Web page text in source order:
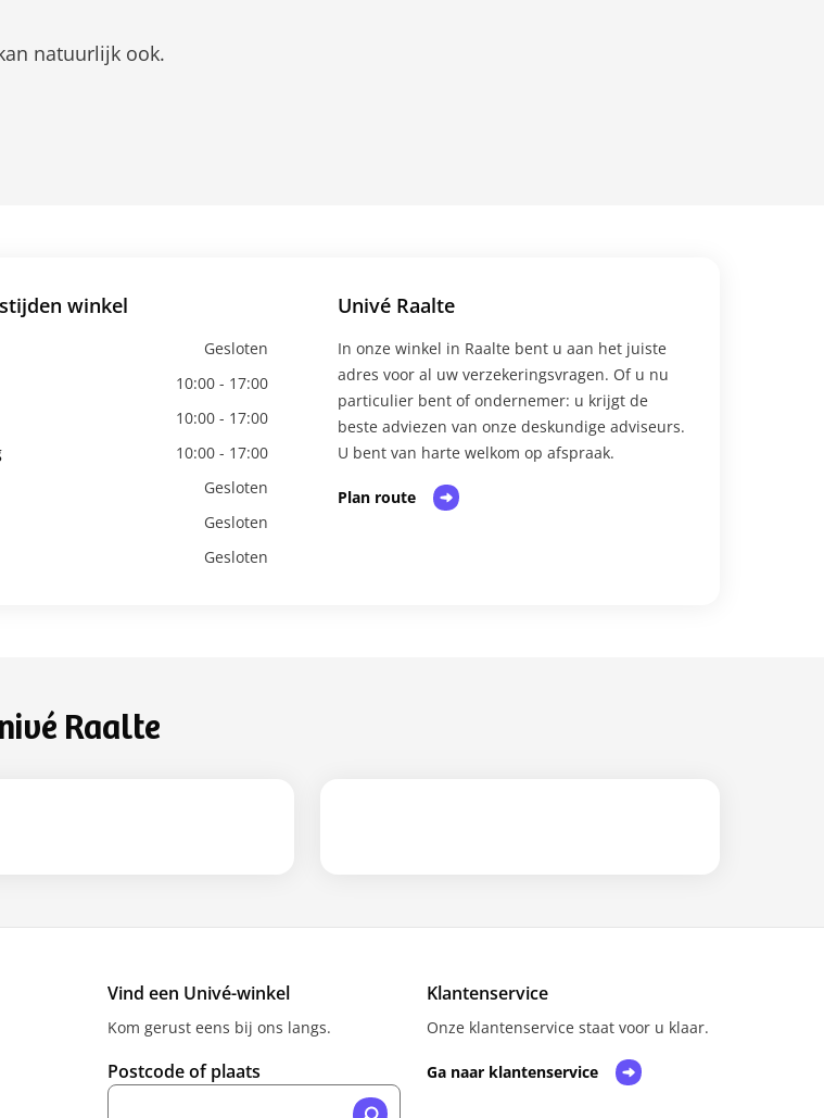
natuurlijk ook.
winkel
Gesloten
10:00 - 17:00
10:00 - 17:00
10:00 - 17:00
Gesloten
Gesloten
Gesloten
Univé Raalte
In onze winkel in Raalte bent u aan het juiste
adres voor al uw verzekeringsvragen. Of u nu
particulier bent of ondernemer: u krijgt de
beste adviezen van onze deskundige adviseurs.
U bent van harte welkom op afspraak.​
Plan route
Raalte
Vind een Univé-winkel
Kom gerust eens bij ons langs.
Postcode of plaats
Klantenservice
Onze klantenservice staat voor u klaar.
Ga naar klantenservice